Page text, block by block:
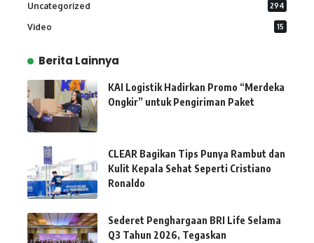
Uncategorized 294
Video 15
Berita Lainnya
KAI Logistik Hadirkan Promo “Merdeka
Ongkir” untuk Pengiriman Paket
CLEAR Bagikan Tips Punya Rambut dan
Kulit Kepala Sehat Seperti Cristiano
Ronaldo
Sederet Penghargaan BRI Life Selama
Q3 Tahun 2026, Tegaskan